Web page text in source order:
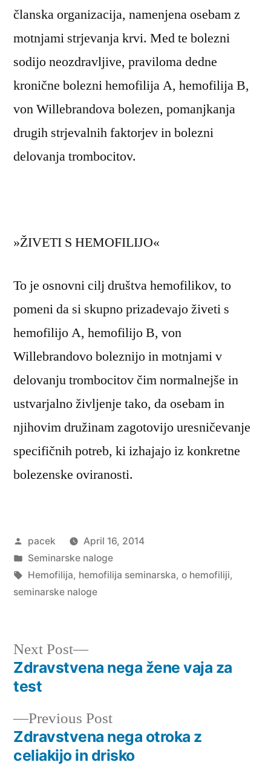
članska organizacija, namenjena osebam z
motnjami strjevanja krvi. Med te bolezni
sodijo neozdravljive, praviloma dedne
kronične bolezni hemofilija A, hemofilija B,
von Willebrandova bolezen, pomanjkanja
drugih strjevalnih faktorjev in bolezni
delovanja trombocitov.
»ŽIVETI S HEMOFILIJO«
To je osnovni cilj društva hemofilikov, to
pomeni da si skupno prizadevajo živeti s
hemofilijo A, hemofilijo B, von
Willebrandovo boleznijo in motnjami v
delovanju trombocitov čim normalnejše in
ustvarjalno življenje tako, da osebam in
njihovim družinam zagotovijo uresničevanje
specifičnih potreb, ki izhajajo iz konkretne
bolezenske oviranosti.
Posted
by
pacek
April 16, 2014
Posted
in
Seminarske naloge
Tags:
Hemofilija, hemofilija seminarska, o hemofiliji,
seminarske naloge
Post
navigation
Previous PostPrevious
post:
Zdravstvena nega otroka z
celiakijo in drisko
Next Post
Next
post:
Zdravstvena nega žene vaja za
test